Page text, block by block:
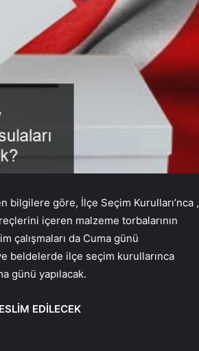
bilgilere göre, İlçe Seçim Kurulları’nca ,
içeren malzeme torbalarının
çalışmaları da Cuma günü
beldelerde ilçe seçim kurullarınca
günü yapılacak.
EDİLECEK